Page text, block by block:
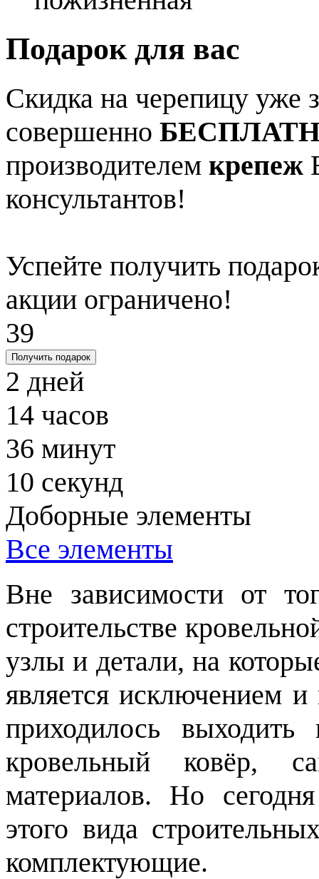
Подарок для вас
Скидка на черепицу уже
совершенно
производителем крепеж
консультантов!
Успейте получить
акции ограничено!
39
Получить подарок
2 дней
14 часов
36 минут
09 секунд
Доборные элементы
Все элементы
Вне зависимости от
строительстве
узлы и детали, на
является исключением
приходилось
кровельный ковёр,
материалов. Но
этого вида
комплектующие.